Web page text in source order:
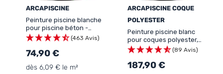
ARCAPISCINE
Peinture piscine blanche
pour piscine béton -
ARCAPISCINE
(463 Avis)
74,90 €
dès 6,09 € le m²
ARCAPISCINE COQUE
POLYESTER
Peinture piscine blanc
pour coques polyester,
béton - ARCAPISCINE
COQUE POLYESTER
(89 Avis)
187,90 €